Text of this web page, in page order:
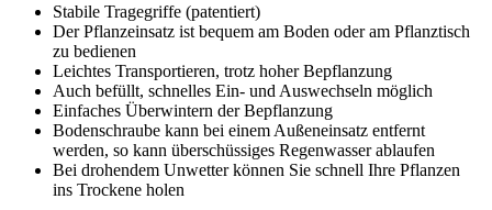
Stabile Tragegriffe (patentiert)
Der Pflanzeinsatz ist bequem am Boden oder am Pflanztisch
zu bedienen
Leichtes Transportieren, trotz hoher Bepflanzung
Auch befüllt, schnelles Ein- und Auswechseln möglich
Einfaches Überwintern der Bepflanzung
Bodenschraube kann bei einem Außeneinsatz entfernt
werden, so kann überschüssiges Regenwasser ablaufen
Bei drohendem Unwetter können Sie schnell Ihre Pflanzen
ins Trockene holen